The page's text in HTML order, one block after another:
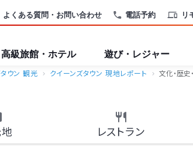
電話予約 リ
よくある質問・お問い合わせ
高級旅館・ホテル 遊び・レジャー
ウン 観光 クイーンズタウン 現地レポート 文化・歴史
レストラン